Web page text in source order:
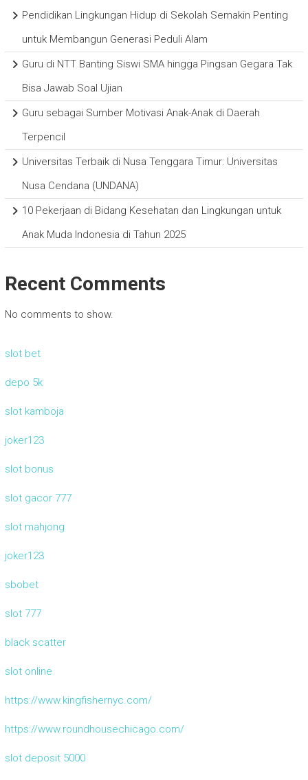
Pendidikan Lingkungan Hidup di Sekolah Semakin Penting
untuk Membangun Generasi Peduli Alam
Guru di NTT Banting Siswi SMA hingga Pingsan Gegara Tak
Bisa Jawab Soal Ujian
Guru sebagai Sumber Motivasi Anak-Anak di Daerah
Terpencil
Universitas Terbaik di Nusa Tenggara Timur: Universitas
Nusa Cendana (UNDANA)
10 Pekerjaan di Bidang Kesehatan dan Lingkungan untuk
Anak Muda Indonesia di Tahun 2025
Recent Comments
No comments to show.
slot bet
depo 5k
slot kamboja
joker123
slot bonus
slot gacor 777
slot mahjong
joker123
sbobet
slot 777
black scatter
slot online
https://www.kingfishernyc.com/
https://www.roundhousechicago.com/
slot deposit 5000